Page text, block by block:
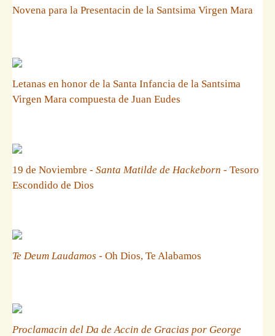
Novena para la Presentacin de la Santsima Virgen Mara
Letanas en honor de la Santa Infancia de la Santsima
Virgen Mara compuesta de Juan Eudes
19 de Noviembre - Santa Matilde de Hackeborn - Tesoro
Escondido de Dios
Te Deum Laudamos - Oh Dios, Te Alabamos
Proclamacin del Da de Accin de Gracias por George